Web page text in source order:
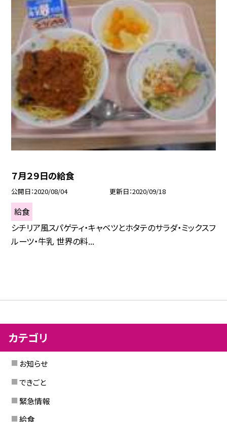
７月２９日の給食
公開日 2020/08/04 更新日 2020/09/18
給食
シチリア風スパゲティ・キャベツとホタテのサラダ・ミックスフ
ルーツ・牛乳 世界の料...
カテゴリ
お知らせ
できごと
緊急情報
給食